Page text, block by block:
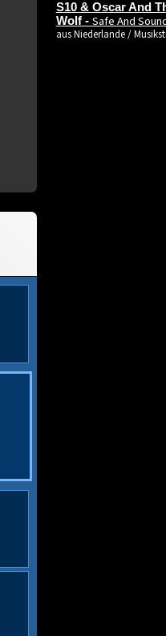
S10 & Oscar And
Wolf - Safe And
aus Niederlande /